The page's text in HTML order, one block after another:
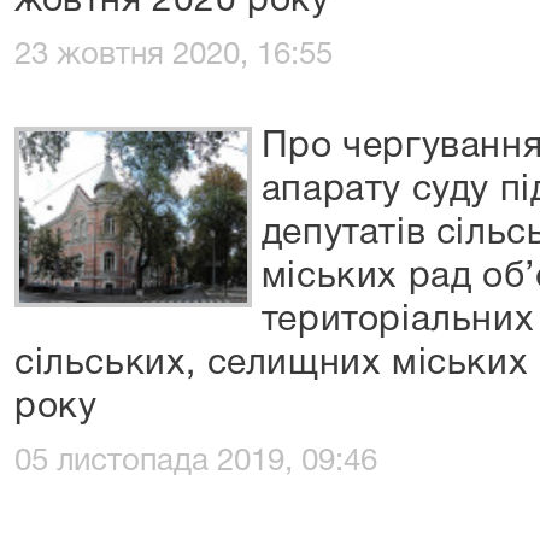
23 жовтня 2020, 16:55
Про
апарату суду
депутатів
міських рад
сільських, селищних міських
року
05 листопада 2019, 09:46